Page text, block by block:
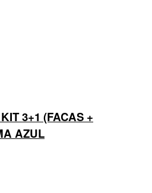
3+1 (FACAS +
AZUL